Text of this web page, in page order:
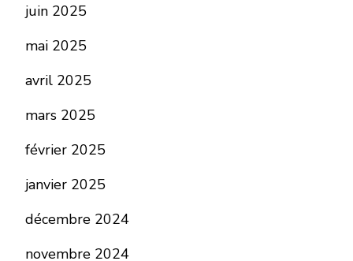
juin 2025
mai 2025
avril 2025
mars 2025
février 2025
janvier 2025
décembre 2024
novembre 2024